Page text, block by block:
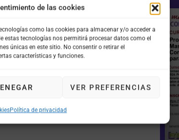
de las cookies
como las cookies para almacenar y/o acceder a
estas tecnologías nos permitirá procesar datos como el
únicas en este sitio. No consentir o retirar el
características y funciones.
VER PREFERENCIAS
Política de privacidad